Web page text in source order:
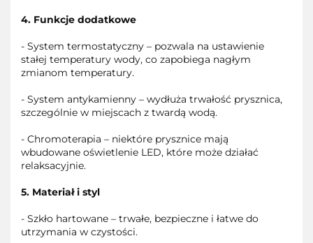
4. Funkcje dodatkowe
- System termostatyczny – pozwala na ustawienie
stałej temperatury wody, co zapobiega nagłym
zmianom temperatury.
- System antykamienny – wydłuża trwałość prysznica,
szczególnie w miejscach z twardą wodą.
- Chromoterapia – niektóre prysznice mają
wbudowane oświetlenie LED, które może działać
relaksacyjnie.
5. Materiał i styl
- Szkło hartowane – trwałe, bezpieczne i łatwe do
utrzymania w czystości.